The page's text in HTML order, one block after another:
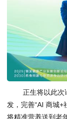
正生将以此次
发，完善“AI 商城+
将精准营养送到老